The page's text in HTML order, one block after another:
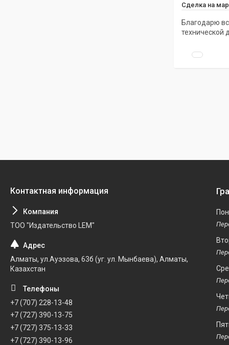
Сделка на
Благодарю
технической
ТОО "Издательство LEM"
Алматы, ул.Ауэзова, 63б (уг. ул. Мынбаева), Алматы,
Казахстан
+7 (707) 228-13-48
+7 (727) 390-13-75
+7 (727) 375-13-33
+7 (727) 390-13-96